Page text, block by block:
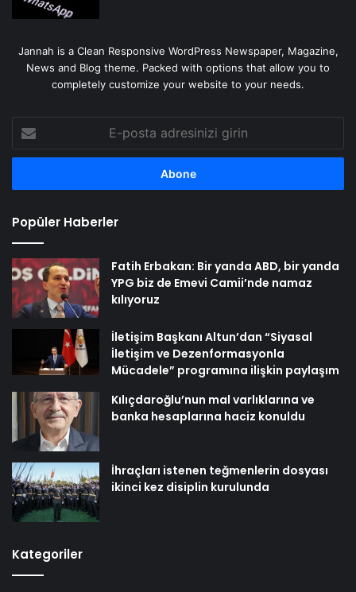
Jannah is a Clean Responsive WordPress Newspaper, Magazine,
News and Blog theme. Packed with options that allow you to
completely customize your website to your needs.
posta
adresinizi
Popüler Haberler
Fatih Erbakan: Bir yanda ABD, bir yanda
YPG biz de Emevi Camii’nde namaz
kılıyoruz
İletişim Başkanı Altun’dan “Siyasal
İletişim ve Dezenformasyonla
Mücadele” programına ilişkin paylaşım
Kılıçdaroğlu’nun mal varlıklarına ve
banka hesaplarına haciz konuldu
İhraçları istenen teğmenlerin dosyası
ikinci kez disiplin kurulunda
Kategoriler